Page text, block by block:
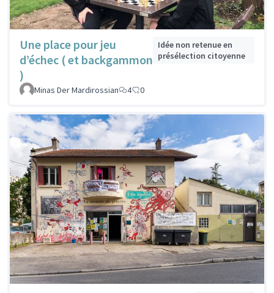
Une place pour jeu
d’échec ( et backgammon
)
Idée non retenue en
présélection citoyenne
Minas Der Mardirossian 4 0